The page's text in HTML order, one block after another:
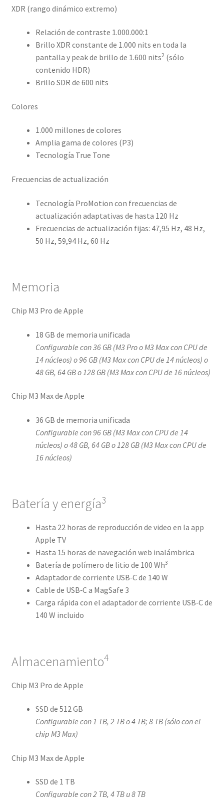
XDR (rango dinámico extremo)
Relación de contraste 1.000.000:1
Brillo XDR constante de 1.000 nits en toda la
pantalla y peak de brillo de 1.600 nits2(sólo
contenido HDR)
Brillo SDR de 600 nits
Colores
1.000 millones de colores
Amplia gama de colores (P3)
Tecnología True Tone
Frecuencias de actualización
Tecnología ProMotion con frecuencias de
actualización adaptativas de hasta 120 Hz
Frecuencias de actualización fijas: 47,95 Hz, 48 Hz,
50 Hz, 59,94 Hz, 60 Hz
Memoria
Chip M3 Pro de Apple
18 GB de memoria unificada
Configurable con 36 GB (M3 Pro o M3 Max con CPU de
14 núcleos) o 96 GB (M3 Max con CPU de 14 núcleos) o
48 GB, 64 GB o 128 GB (M3 Max con CPU de 16 núcleos)
Chip M3 Max de Apple
36 GB de memoria unificada
Configurable con 96 GB (M3 Max con CPU de 14
núcleos) o 48 GB, 64 GB o 128 GB (M3 Max con CPU de
16 núcleos)
Batería y energía3
Hasta 22 horas de reproducción de video en la app
Apple TV
Hasta 15 horas de navegación web inalámbrica
Batería de polímero de litio de 100 Wh3
Adaptador de corriente USB‑C de 140 W
Cable de USB‑C a MagSafe 3
Carga rápida con el adaptador de corriente USB‑C de
140 W incluido
Almacenamiento4
Chip M3 Pro de Apple
SSD de 512 GB
Configurable con 1 TB, 2 TB o 4 TB; 8 TB (sólo con el
chip M3 Max)
Chip M3 Max de Apple
SSD de 1 TB
Configurable con 2 TB, 4 TB u 8 TB